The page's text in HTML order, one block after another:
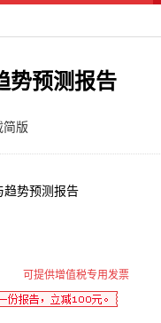
势预测报告
简版
趋势预测报告
可提供增值税专用发票